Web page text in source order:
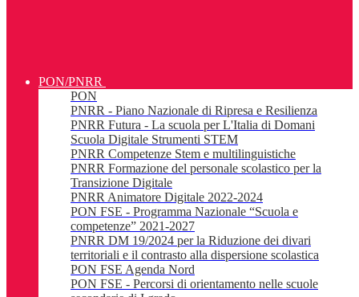
PON/PNRR
PON
PNRR - Piano Nazionale di Ripresa e Resilienza
PNRR Futura - La scuola per L'Italia di Domani
Scuola Digitale Strumenti STEM
PNRR Competenze Stem e multilinguistiche
PNRR Formazione del personale scolastico per la
Transizione Digitale
PNRR Animatore Digitale 2022-2024
PON FSE - Programma Nazionale “Scuola e
competenze” 2021-2027
PNRR DM 19/2024 per la Riduzione dei divari
territoriali e il contrasto alla dispersione scolastica
PON FSE Agenda Nord
PON FSE - Percorsi di orientamento nelle scuole